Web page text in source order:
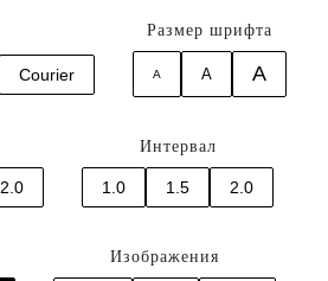
Courier
Размер шрифта
A A A
2.0
Интервал
1.0 1.5 2.0
Изображения